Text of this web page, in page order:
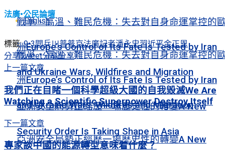
戰爭、高溫、難民危機：失去對自身命運掌控的
洲Europe’s Control of Its Fate Is Tested by Iran
and Ukraine Wars, Wildfires and Migration
亞洲安全局勢正經歷一場歷史性的轉變A New
Security Order Is Taking Shape in Asia
English
戰爭、高溫、難民危機：失去對自身命運掌控的
洲Europe’s Control of Its Fate Is Tested by Iran
and Ukraine Wars, Wildfires and Migration
亞洲安全局勢正經歷一場歷史性的轉變A New
法廣•公民論壇
標籤: 9•3閱兵川普普京法廣記者潘永忠習近平金正恩
分享Tweet分享分享
上一篇文章
我們正在目睹一個科學超級大國的自我毀滅We Are
Watching a Scientific Superpower Destroy Itself
下一篇文章
專家談中國的能源轉型意味着什麼？